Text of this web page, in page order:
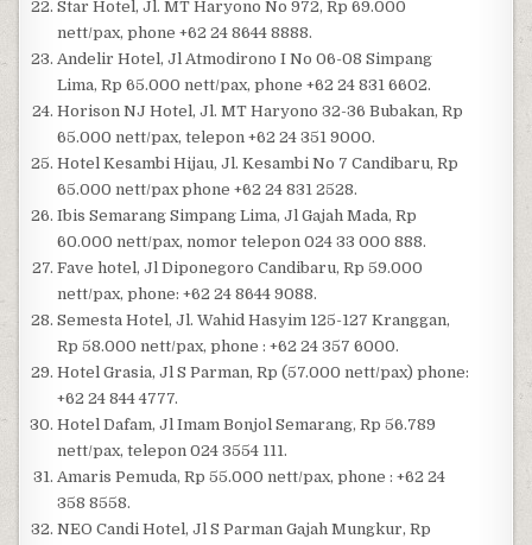
Star Hotel, Jl. MT Haryono No 972, Rp 69.000
nett/pax, phone +62 24 8644 8888.
Andelir Hotel, Jl Atmodirono I No 06-08 Simpang
Lima, Rp 65.000 nett/pax, phone +62 24 831 6602.
Horison NJ Hotel, Jl. MT Haryono 32-36 Bubakan, Rp
65.000 nett/pax, telepon +62 24 351 9000.
Hotel Kesambi Hijau, Jl. Kesambi No 7 Candibaru, Rp
65.000 nett/pax phone +62 24 831 2528.
Ibis Semarang Simpang Lima, Jl Gajah Mada, Rp
60.000 nett/pax, nomor telepon 024 33 000 888.
Fave hotel, Jl Diponegoro Candibaru, Rp 59.000
nett/pax, phone: +62 24 8644 9088.
Semesta Hotel, Jl. Wahid Hasyim 125-127 Kranggan,
Rp 58.000 nett/pax, phone : +62 24 357 6000.
Hotel Grasia, Jl S Parman, Rp (57.000 nett/pax) phone:
+62 24 844 4777.
Hotel Dafam, Jl Imam Bonjol Semarang, Rp 56.789
nett/pax, telepon 024 3554 111.
Amaris Pemuda, Rp 55.000 nett/pax, phone : +62 24
358 8558.
NEO Candi Hotel, Jl S Parman Gajah Mungkur, Rp